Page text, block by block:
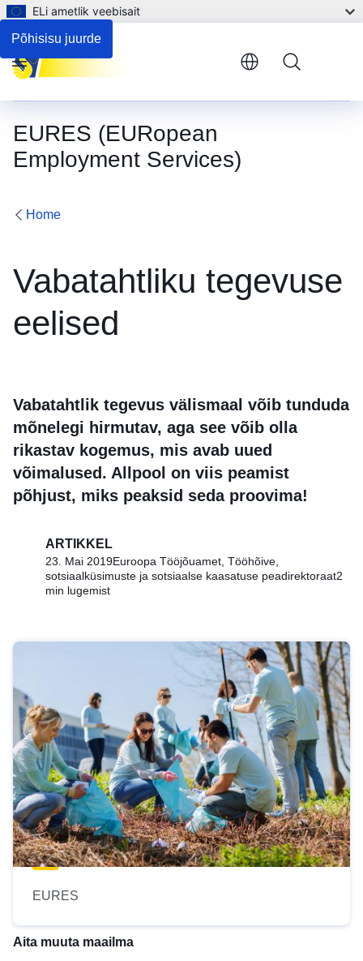
Põhisisu juurde
ELi ametlik veebisait
EURES (EURopean
Employment Services)
Menu
Home
Vabatahtliku tegevuse
eelised
Vabatahtlik tegevus välismaal võib tunduda
mõnelegi hirmutav, aga see võib olla
rikastav kogemus, mis avab uued
võimalused. Allpool on viis peamist
põhjust, miks peaksid seda proovima!
ARTIKKEL
23. Mai 2019Euroopa Tööjõuamet, Tööhõive,
sotsiaalküsimuste ja sotsiaalse kaasatuse peadirektoraat2
min lugemist
EURES
Aita muuta maailma